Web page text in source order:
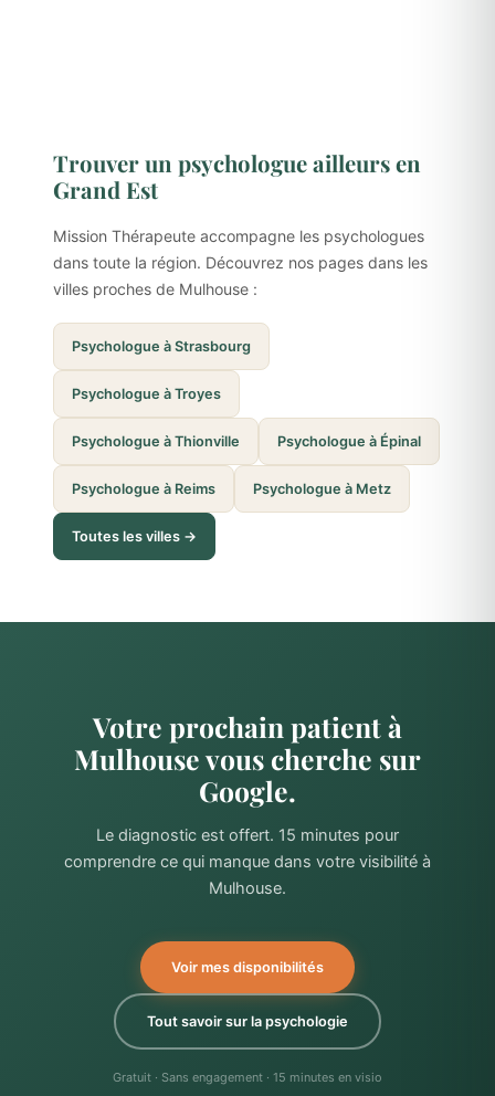
Trouver un psychologue ailleurs en
Grand Est
Mission Thérapeute accompagne les psychologues
dans toute la région. Découvrez nos pages dans les
villes proches de Mulhouse :
Psychologue à Strasbourg
Psychologue à Troyes
Psychologue à Thionville Psychologue à Épinal
Psychologue à Reims Psychologue à Metz
Toutes les villes →
Votre prochain patient à
Mulhouse vous cherche sur
Google.
Le diagnostic est offert. 15 minutes pour
comprendre ce qui manque dans votre visibilité à
Mulhouse.
Voir mes disponibilités
Tout savoir sur la psychologie
Gratuit · Sans engagement · 15 minutes en visio